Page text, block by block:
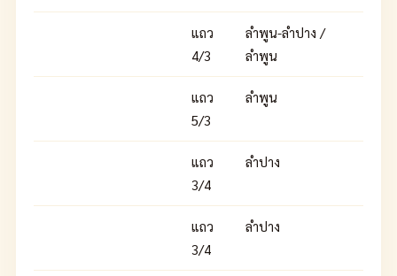
แถว
4/3
ลำพูน-ลำปาง /
ลำพูน
แถว
5/3
ลำพูน
แถว
3/4
ลำปาง
แถว
3/4
ลำปาง